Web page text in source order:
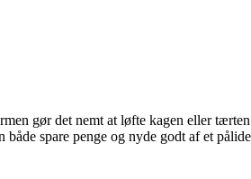
gør det nemt at løfte kagen eller
spare penge og nyde godt af et